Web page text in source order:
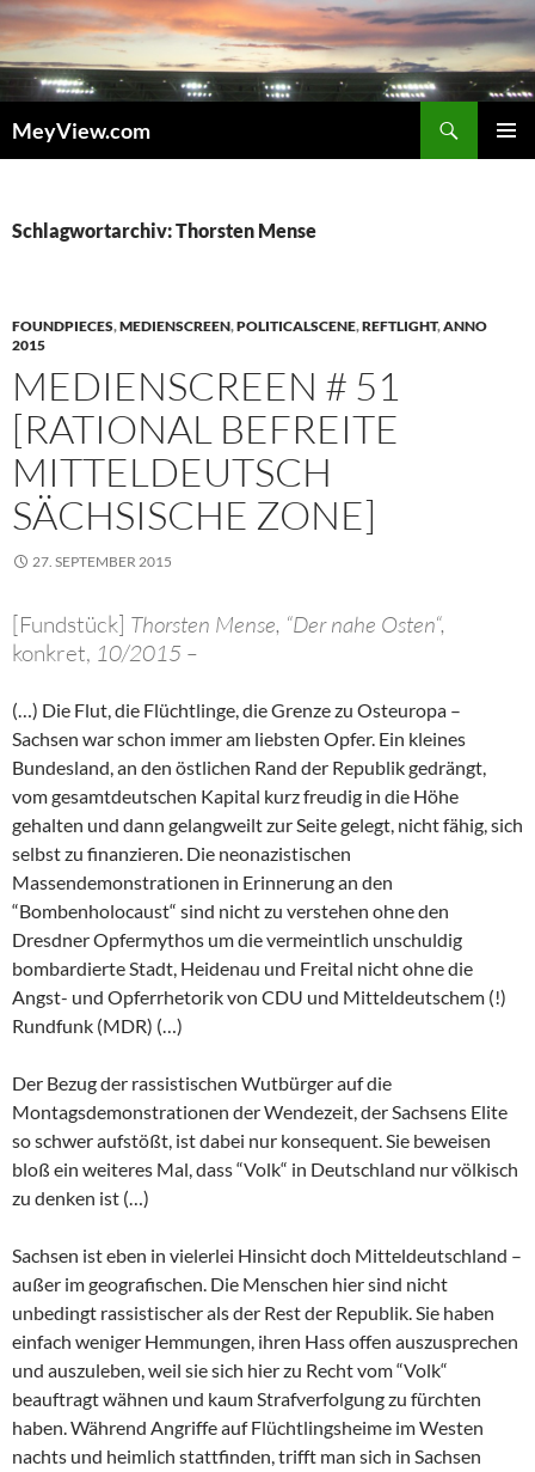
Zum
Inhalt
springen
MeyView.com
Schlagwortarchiv: Thorsten Mense
FOUNDPIECES,MEDIENSCREEN,POLITICALSCENE,REFTLIGHT,ANNO
2015
MEDIENSCREEN # 51
[RATIONAL BEFREITE
MITTELDEUTSCH
SÄCHSISCHE ZONE]
27. SEPTEMBER 2015
[Fundstück] Thorsten Mense, “Der nahe Osten“,
konkret, 10/2015 –
(…) Die Flut, die Flüchtlinge, die Grenze zu Osteuropa –
Sachsen war schon immer am liebsten Opfer. Ein kleines
Bundesland, an den östlichen Rand der Republik gedrängt,
vom gesamtdeutschen Kapital kurz freudig in die Höhe
gehalten und dann gelangweilt zur Seite gelegt, nicht fähig, sich
selbst zu finanzieren. Die neonazistischen
Massendemonstrationen in Erinnerung an den
“Bombenholocaust“ sind nicht zu verstehen ohne den
Dresdner Opfermythos um die vermeintlich unschuldig
bombardierte Stadt, Heidenau und Freital nicht ohne die
Angst- und Opferrhetorik von CDU und Mitteldeutschem (!)
Rundfunk (MDR) (…)
Der Bezug der rassistischen Wutbürger auf die
Montagsdemonstrationen der Wendezeit, der Sachsens Elite
so schwer aufstößt, ist dabei nur konsequent. Sie beweisen
bloß ein weiteres Mal, dass “Volk“ in Deutschland nur völkisch
zu denken ist (…)
Sachsen ist eben in vielerlei Hinsicht doch Mitteldeutschland –
außer im geografischen. Die Menschen hier sind nicht
unbedingt rassistischer als der Rest der Republik. Sie haben
einfach weniger Hemmungen, ihren Hass offen auszusprechen
und auszuleben, weil sie sich hier zu Recht vom “Volk“
beauftragt wähnen und kaum Strafverfolgung zu fürchten
haben. Während Angriffe auf Flüchtlingsheime im Westen
nachts und heimlich stattfinden, trifft man sich in Sachsen